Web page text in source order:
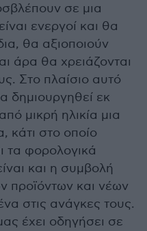
σε μια
ενεργοί και θα
θα αξιοποιούν
άρα θα χρειάζονται
Στο πλαίσιο αυτό
δημιουργηθεί εκ
μικρή ηλικία μια
κάτι στο οποίο
τα φορολογικά
και η συμβολή
προϊόντων και νέων
στις ανάγκες τους.
έχει οδηγήσει σε